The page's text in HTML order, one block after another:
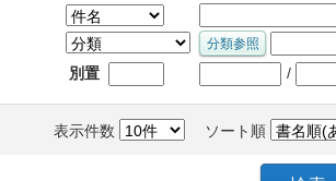
別置 /
表示件数 ソート順